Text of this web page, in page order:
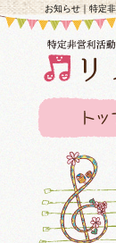
お知らせ｜特定